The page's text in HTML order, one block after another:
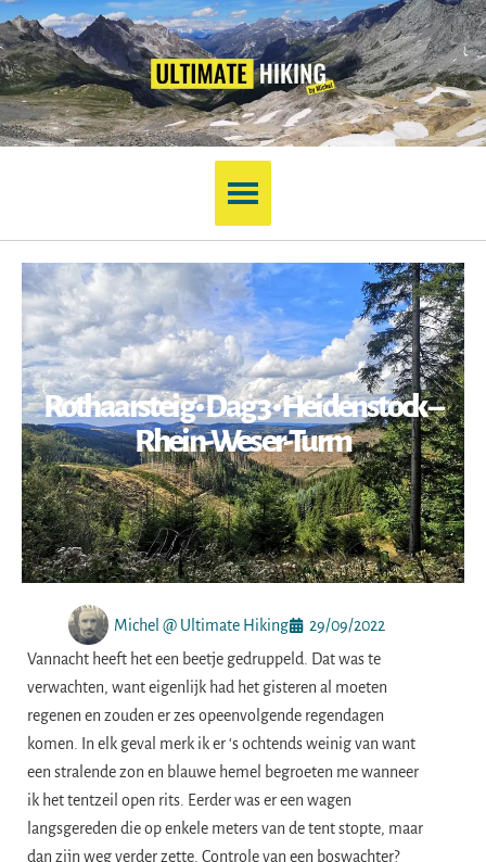
Rothaarsteig • Dag 3 • Heidenstock –
Rhein-Weser-Turm
Michel @ Ultimate Hiking
29/09/2022
Vannacht heeft het een beetje gedruppeld. Dat was te
verwachten, want eigenlijk had het gisteren al moeten
regenen en zouden er zes opeenvolgende regendagen
komen. In elk geval merk ik er ‘s ochtends weinig van want
een stralende zon en blauwe hemel begroeten me wanneer
ik het tentzeil open rits. Eerder was er een wagen
langsgereden die op enkele meters van de tent stopte, maar
dan zijn weg verder zette. Controle van een boswachter?